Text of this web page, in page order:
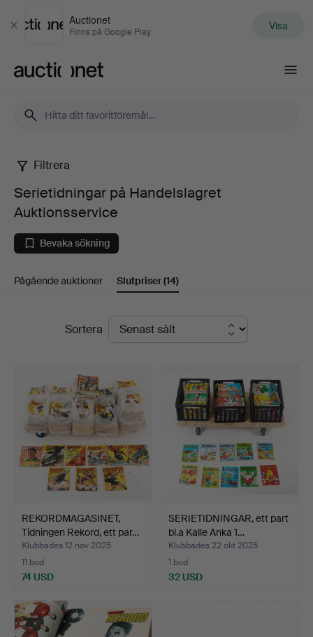
Stäng
Auctionet
Finns på Google Play Visa
Serietidningar
på
Handelslagret
Auktionsservice
Filtrera
Serietidningar på Handelslagret
Auktionsservice
Bevaka sökning
Pågående auktioner Slutpriser(14)
SlutpriserSortera
REKORDMAGASINET,
Tidningen Rekord, ett par…
Klubbades 12 nov 2025
11 bud
74 USD
SERIETIDNINGAR, ett part
bl.a Kalle Anka 1…
Klubbades 22 okt 2025
1 bud
32 USD